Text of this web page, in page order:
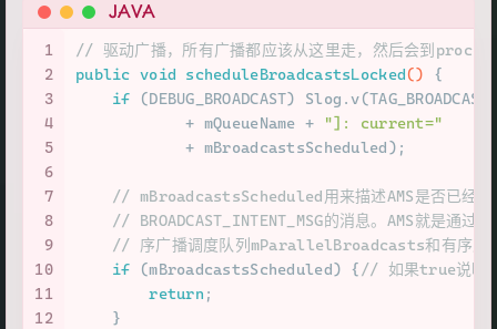
JAVA
1
2
3
4
5
6
7
8
9
10
11
12
// 驱动广播，所有广播都应该从这里走，然后会到
public void scheduleBroadcastsLocked() {
if (DEBUG_BROADCAST)
            + mQueueName +
"]: current="
            + mBroadcastsScheduled);
// mBroadcastsScheduled用来描述AMS是否已经向
// BROADCAST_INTENT_MSG的消息。AMS就是通过
// 序广播调度队列mParallelBroadcasts和有序广
if (mBroadcastsScheduled) { // 如果true说明消
return ;
    }